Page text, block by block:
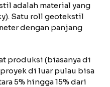
adalah material yang
Satu roll geotekstil
dengan panjang
produksi (biasanya di
di luar pulau bisa
5% hingga 15% dari